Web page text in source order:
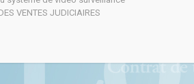
VENTES JUDICIAIRES